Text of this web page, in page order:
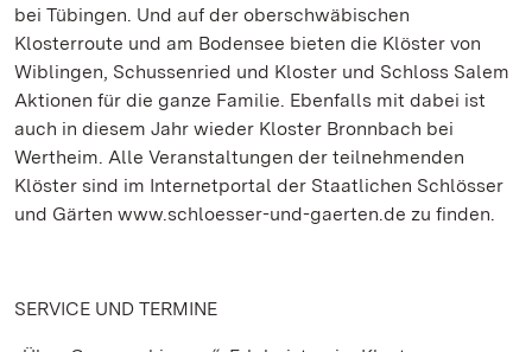
bei Tübingen. Und auf der oberschwäbischen
Klosterroute und am Bodensee bieten die Klöster von
Wiblingen, Schussenried und Kloster und Schloss Salem
Aktionen für die ganze Familie. Ebenfalls mit dabei ist
auch in diesem Jahr wieder Kloster Bronnbach bei
Wertheim. Alle Veranstaltungen der teilnehmenden
Klöster sind im Internetportal der Staatlichen Schlösser
und Gärten www.schloesser-und-gaerten.de zu finden.
SERVICE UND TERMINE